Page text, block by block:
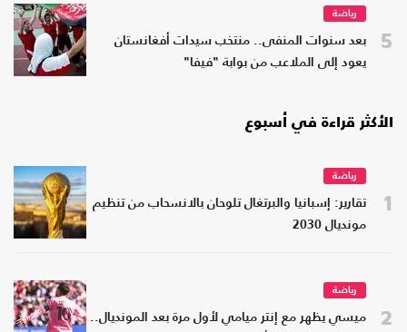
5
رياضة
بعد سنوات المنفى.. منتخب سيدات أفغانستان
يعود إلى الملاعب من بوابة "فيفا"
الأكثر قراءة في أسبوع
1
رياضة
تقارير: إسبانيا والبرتغال تلوحان بالانسحاب من تنظيم
مونديال 2030
2
رياضة
ميسي يظهر مع إنتر ميامي لأول مرة بعد المونديال..